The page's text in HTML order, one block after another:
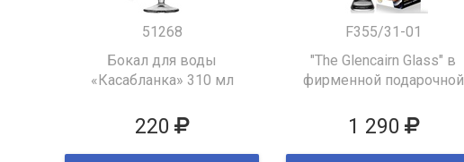
51268
Бокал для воды
«Касабланка» 310 мл
220
F355/31-01
"The Glencairn Glass" в
фирменной подарочной
1 290